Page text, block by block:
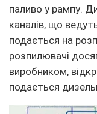
паливо у рампу.
каналів, що
подається на
розпилювачі
виробником,
подається